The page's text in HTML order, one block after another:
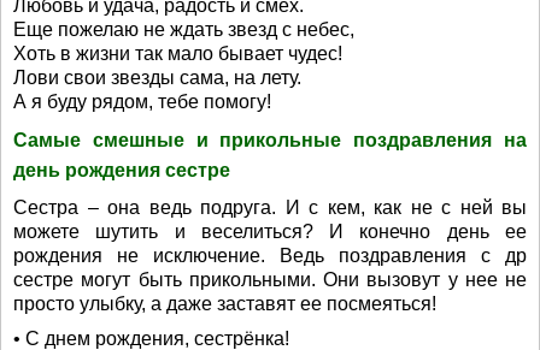
Любовь и удача, радость и смех.
Еще пожелаю не ждать звезд с небес,
Хоть в жизни так мало бывает чудес!
Лови свои звезды сама, на лету.
А я буду рядом, тебе помогу!
Самые смешные и прикольные поздравления на
день рождения сестре
Сестра – она ведь подруга. И с кем, как не с ней вы
можете шутить и веселиться? И конечно день ее
рождения не исключение. Ведь поздравления с др
сестре могут быть прикольными. Они вызовут у нее не
просто улыбку, а даже заставят ее посмеяться!
• С днем рождения, сестрёнка!